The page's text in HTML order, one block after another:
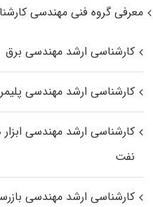
معرفی گروه فنی مهندسی
کارشناسی ارشد مهندسی برق
کارشناسی ارشد مهندسی پلیمر
کارشناسی ارشد مهندسی
نفت
کارشناسی ارشد مهندسی